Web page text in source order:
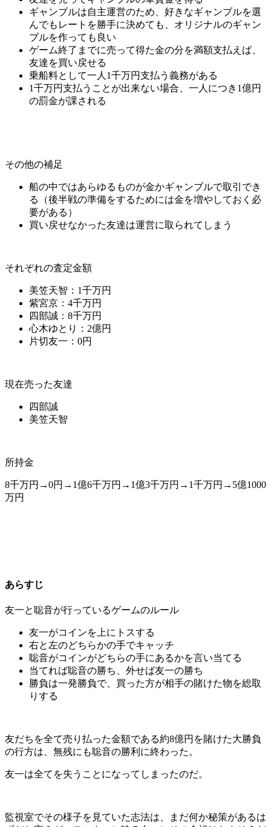
ギャンブルは自主運営のため、好きなギャンブルを選
んでもレートを勝手に決めても、オリジナルのギャン
ブルを作っても良い
ゲーム終了までに売って得た金の分を満額支払えば、
友達を買い戻せる
乗船料として一人1千万円支払う義務がある
1千万円支払うことが出来ない場合、一人につき1億円
の罰金が課される
その他の補足
船の中ではあらゆるものが金かギャンブルで取引でき
る（後半戦の準備をするためには金を増やしておく必
要がある）
買い戻せなかった友達は運営に取られてしまう
それぞれの査定金額
美笠天智：1千万円
紫宮京：4千万円
四部誠：8千万円
心木ゆとり：2億円
片切友一：0円
現在売った友達
四部誠
美笠天智
所持金
8千万円→0円→1億6千万円→1億3千万円→1千万円→5億1000
万円
あらすじ
友一と聡音が行っているゲームのルール
友一がコインを上にトスする
右と左のどちらかの手でキャッチ
聡音がコインがどちらの手にあるかを言い当てる
当てれば聡音の勝ち、外せば友一の勝ち
勝負は一発勝負で、買った方が相手の賭けた物を総取
りする
友だちを全て売り払った金額である約8億円を賭けた大勝負
の行方は、無残にも聡音の勝利に終わった。
友一は全てを失うことになってしまったのだ。
監視室でその様子を見ていた志法は、まだ何か秘策があるは